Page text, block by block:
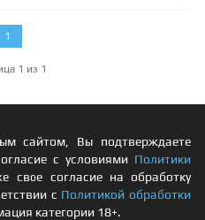
1
1 из 1
сайтом, Вы подтверждаете
с условиями Политики
свое согласие на обработку
с Политикой обработки
категории 18+.